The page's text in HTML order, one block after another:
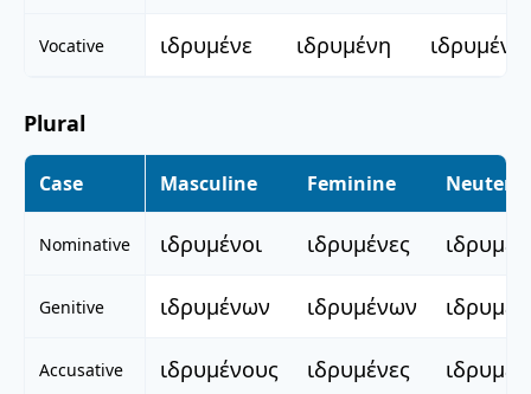
Vocative ιδρυμένε ιδρυμένη ιδρυμένο
Plural
Case Masculine Feminine Neuter
Nominative ιδρυμένοι ιδρυμένες
Genitive ιδρυμένων ιδρυμένων
Accusative ιδρυμένους ιδρυμένες